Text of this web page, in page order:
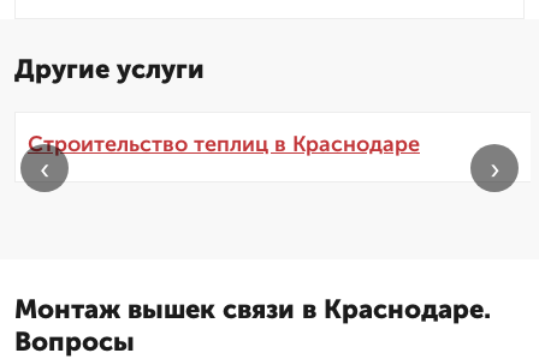
Другие услуги
Строительство теплиц в Краснодаре
‹ ›
Монтаж вышек связи в Краснодаре.
Вопросы